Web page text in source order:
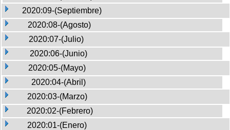
2020:09-(Septiembre)
2020:08-(Agosto)
2020:07-(Julio)
2020:06-(Junio)
2020:05-(Mayo)
2020:04-(Abril)
2020:03-(Marzo)
2020:02-(Febrero)
2020:01-(Enero)